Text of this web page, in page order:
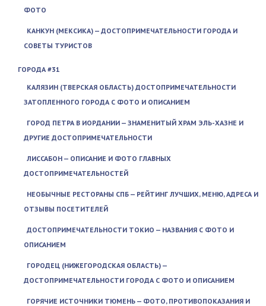
ФОТО
КАНКУН (МЕКСИКА) — ДОСТОПРИМЕЧАТЕЛЬНОСТИ ГОРОДА И
СОВЕТЫ ТУРИСТОВ
ГОРОДА #31
КАЛЯЗИН (ТВЕРСКАЯ ОБЛАСТЬ) ДОСТОПРИМЕЧАТЕЛЬНОСТИ
ЗАТОПЛЕННОГО ГОРОДА С ФОТО И ОПИСАНИЕМ
ГОРОД ПЕТРА В ИОРДАНИИ — ЗНАМЕНИТЫЙ ХРАМ ЭЛЬ-ХАЗНЕ И
ДРУГИЕ ДОСТОПРИМЕЧАТЕЛЬНОСТИ
ЛИССАБОН — ОПИСАНИЕ И ФОТО ГЛАВНЫХ
ДОСТОПРИМЕЧАТЕЛЬНОСТЕЙ
НЕОБЫЧНЫЕ РЕСТОРАНЫ СПБ — РЕЙТИНГ ЛУЧШИХ, МЕНЮ, АДРЕСА И
ОТЗЫВЫ ПОСЕТИТЕЛЕЙ
ДОСТОПРИМЕЧАТЕЛЬНОСТИ ТОКИО — НАЗВАНИЯ С ФОТО И
ОПИСАНИЕМ
ГОРОДЕЦ (НИЖЕГОРОДСКАЯ ОБЛАСТЬ) —
ДОСТОПРИМЕЧАТЕЛЬНОСТИ ГОРОДА С ФОТО И ОПИСАНИЕМ
ГОРЯЧИЕ ИСТОЧНИКИ ТЮМЕНЬ — ФОТО, ПРОТИВОПОКАЗАНИЯ И